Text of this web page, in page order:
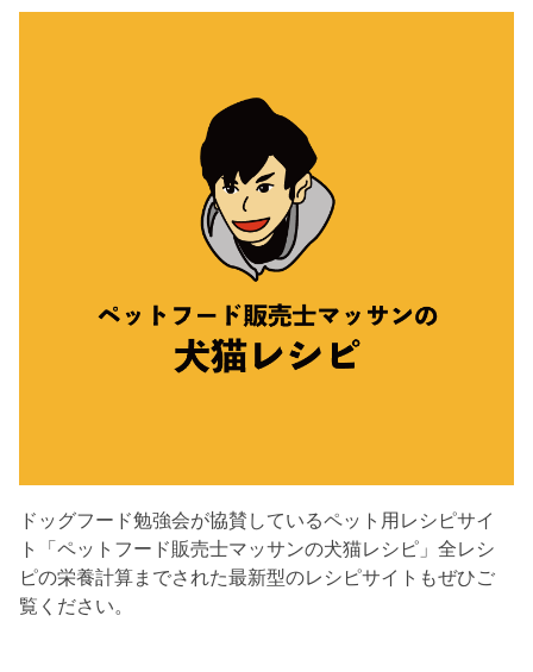
ドッグフード勉強会が協賛しているペット用レシピサイ
ト「ペットフード販売士マッサンの犬猫レシピ」全レシ
ピの栄養計算までされた最新型のレシピサイトもぜひご
覧ください。